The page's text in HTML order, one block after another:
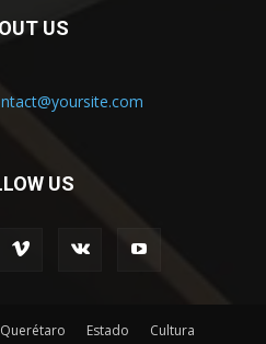
US
US
Querétaro Estado
Cultura